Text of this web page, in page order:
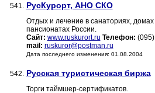
541. РусКурорт, АНО СКО
Отдых и лечение в санаториях,
пансионатах России.
Сайт: www.ruskurort.ru Телефон:
mail: ruskuror@postman.ru
Дата последнего изменения: 01.08.2004
542. Русская туристическая биржа
Торги таймшер-сертификатов.